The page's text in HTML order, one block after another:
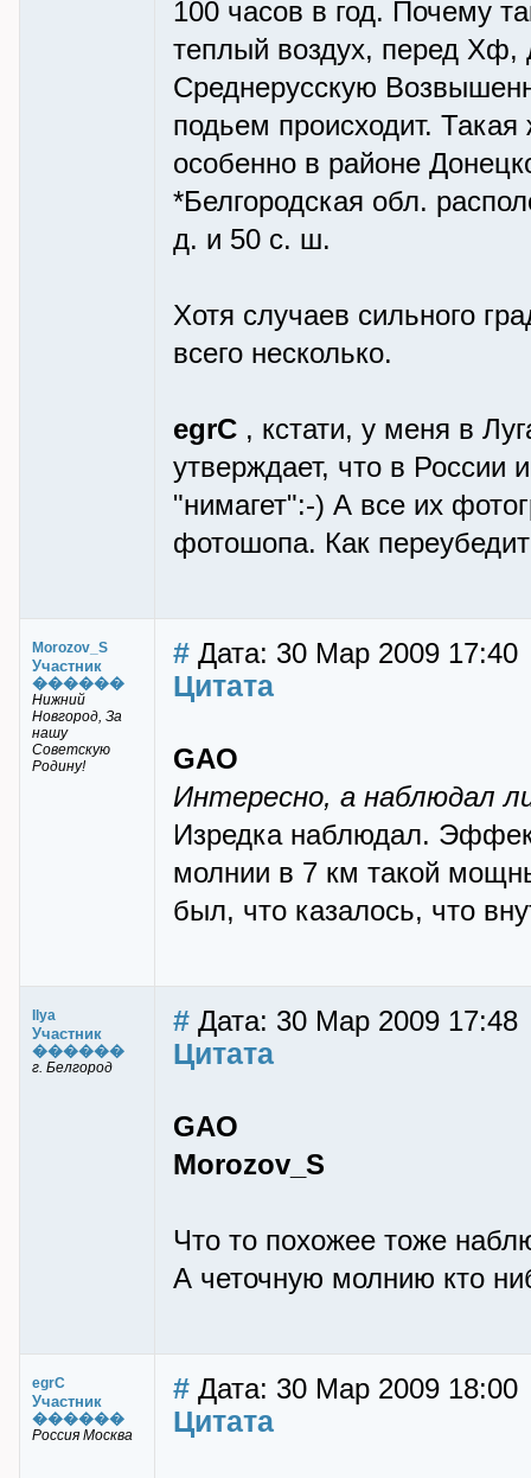
100 часов в год. Почему
теплый воздух, перед
Среднерусскую
подьем происходит.
особенно в районе
*Белгородская обл.
д. и 50 с. ш.
Хотя случаев сильного
всего несколько.
egrC , кстати, у меня в
утверждает, что в России
"нимагет":-) А все их
фотошопа. Как
Morozov_S
Участник
������
Нижний
Новгород, За
нашу
Советскую
Родину!
# Дата: 30 Мар 2009 17:40
Цитата
GAO
Интересно, а наблюдал
Изредка наблюдал.
молнии в 7 км такой
был, что казалось, что
Ilya
Участник
������
г. Белгород
# Дата: 30 Мар 2009 17:48
Цитата
GAO
Morozov_S
Что то похожее тоже
А четочную молнию кто
egrC
Участник
������
Россия Москва
# Дата: 30 Мар 2009 18:00
Цитата